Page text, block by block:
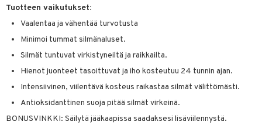
Tuotteen vaikutukset:
Vaalentaa ja vähentää turvotusta
Minimoi tummat silmänaluset.
Silmät tuntuvat virkistyneiltä ja raikkailta.
Hienot juonteet tasoittuvat ja iho kosteutuu 24 tunnin ajan.
Intensiivinen, viilentävä kosteus raikastaa silmät välittömästi.
Antioksidanttinen suoja pitää silmät virkeinä.
BONUSVINKKI: Säilytä jääkaapissa saadaksesi lisäviilennystä.
Huulten Hoito
Happy For Men
Miehille
& Soujaus
& Ihonpuhdistus